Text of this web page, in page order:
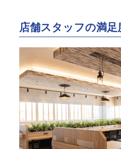
店舗スタッフの満足